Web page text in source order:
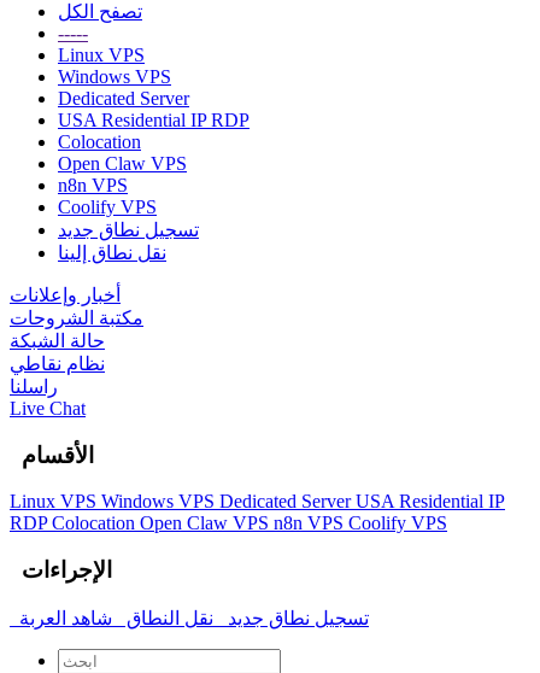
تصفح الكل
-----
Linux VPS
Windows VPS
Dedicated Server
USA Residential IP RDP
Colocation
Open Claw VPS
n8n VPS
Coolify VPS
تسجيل نطاق جديد
نقل نطاق إلينا
أخبار وإعلانات
مكتبة الشروحات
حالة الشبكة
نظام نقاطي
راسلنا
Live Chat
الأقسام
Linux VPS Windows VPS Dedicated ServerUSA Residential IP
RDPColocation Open Claw VPS n8n VPS Coolify VPS
الإجراءات
تسجيل نطاق جديد نقل النطاق شاهد العربة